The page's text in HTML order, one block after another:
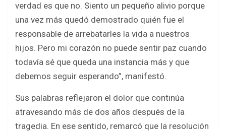
verdad es que no. Siento un pequeño alivio porque
una vez más quedó demostrado quién fue el
responsable de arrebatarles la vida a nuestros
hijos. Pero mi corazón no puede sentir paz cuando
todavía sé que queda una instancia más y que
debemos seguir esperando”, manifestó.
Sus palabras reflejaron el dolor que continúa
atravesando más de dos años después de la
tragedia. En ese sentido, remarcó que la resolución